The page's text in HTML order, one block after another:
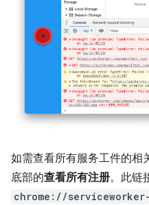
如需查看所有服务工件的相
底部的查看所有注册。此链
chrome://